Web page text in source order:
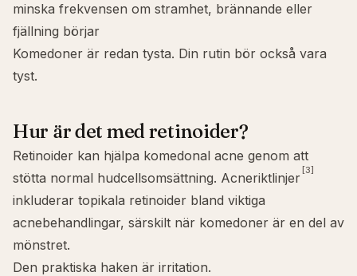
minska frekvensen om stramhet, brännande eller
fjällning börjar
Komedoner är redan tysta. Din rutin bör också vara
tyst.
Hur är det med retinoider?
Retinoider kan hjälpa komedonal acne genom att
stötta normal hudcellsomsättning. Acneriktlinjer [3]
inkluderar topikala retinoider bland viktiga
acnebehandlingar, särskilt när komedoner är en del av
mönstret.
Den praktiska haken är irritation.